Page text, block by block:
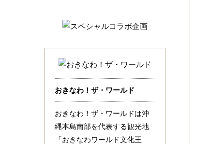
おきなわ！ザ・ワールド
おきなわ！ザ・ワールドは沖
縄本島南部を代表する観光地
「おきなわワールド文化王